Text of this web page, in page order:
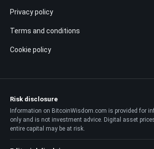
Privacy policy
Terms and conditions
Cookie policy
Risk disclosure
Information on BitcoinWisdom.com is provided for
only and is not investment advice. Digital asset
entire capital may be at risk.